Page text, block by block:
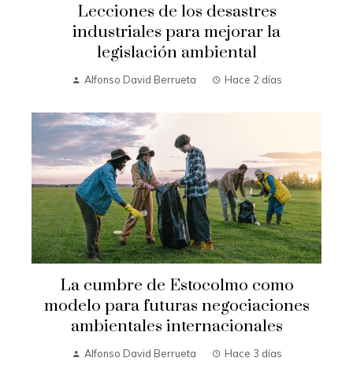
Lecciones de los desastres
industriales para mejorar la
legislación ambiental
Alfonso David Berrueta Hace 2 días
La cumbre de Estocolmo como
modelo para futuras negociaciones
ambientales internacionales
Alfonso David Berrueta Hace 3 días